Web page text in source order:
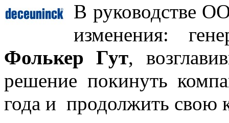
В руководстве
изменения:
Фолькер Гут,
решение покинуть
года и продолжить свою